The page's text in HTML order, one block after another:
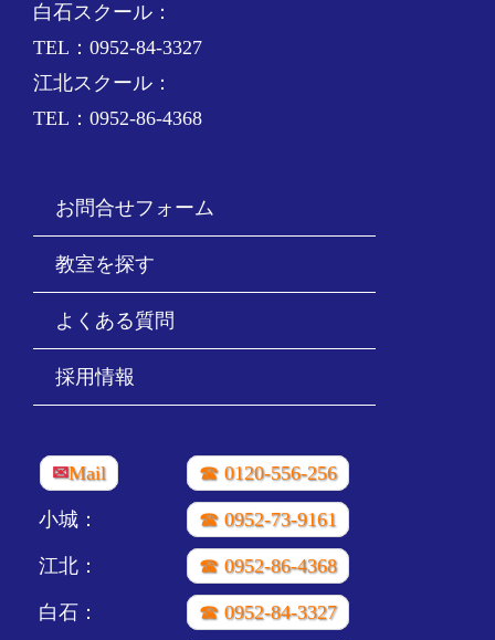
白石スクール：
TEL：0952-84-3327
江北スクール：
TEL：0952-86-4368
お問合せフォーム
教室を探す
よくある質問
採用情報
✉Mail ☎ 0120-556-256
小城： ☎ 0952-73-9161
江北： ☎ 0952-86-4368
白石： ☎ 0952-84-3327